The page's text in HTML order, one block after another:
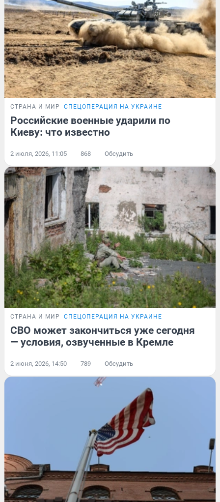
СТРАНА И МИР СПЕЦОПЕРАЦИЯ НА УКРАИНЕ
Российские военные ударили по
Киеву: что известно
2 июля, 2026, 11:05 868 Обсудить
СТРАНА И МИР СПЕЦОПЕРАЦИЯ НА УКРАИНЕ
СВО может закончиться уже сегодня
— условия, озвученные в Кремле
2 июня, 2026, 14:50 789 Обсудить